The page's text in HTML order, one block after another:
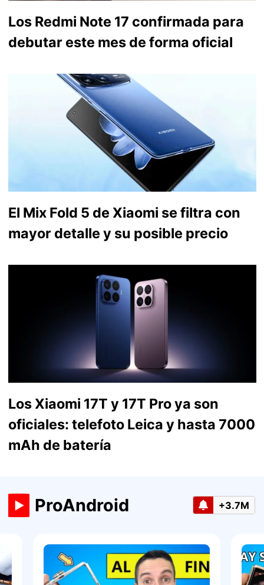
Los Redmi Note 17 confirmada para
debutar este mes de forma oficial
El Mix Fold 5 de Xiaomi se filtra con
mayor detalle y su posible precio
Los Xiaomi 17T y 17T Pro ya son
oficiales: telefoto Leica y hasta 7000
mAh de batería
ProAndroid +3.7M